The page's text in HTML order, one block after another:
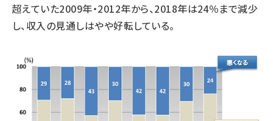
超えていた2009年・2012年から、2018年は24％まで減少
し、収入の見通しはやや好転している。